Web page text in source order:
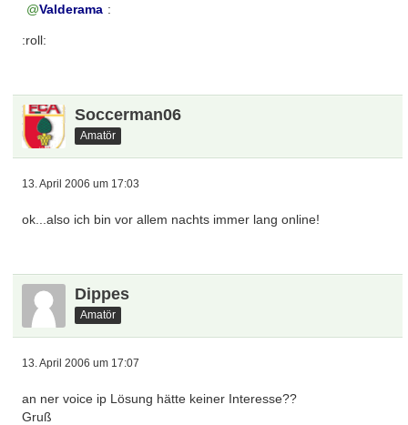
Valderama :
:roll:
Soccerman06
Amatör
13. April 2006 um 17:03
ok...also ich bin vor allem nachts immer lang online!
Dippes
Amatör
13. April 2006 um 17:07
an ner voice ip Lösung hätte keiner Interesse??
Gruß